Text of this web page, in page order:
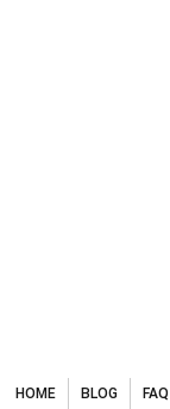
HOME BLOG FAQ